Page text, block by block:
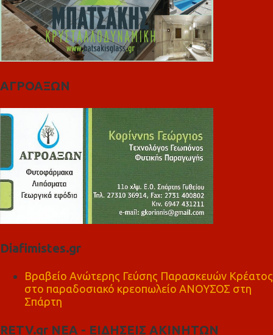
ΑΓΡΟΑΞΩΝ
Diafimistes.gr
Βραβείο Ανώτερης Γεύσης Παρασκευών Κρέατος
στο παραδοσιακό κρεοπωλείο ΑΝΟΥΣΟΣ στη
Σπάρτη
RETV.gr ΝΕΑ - ΕΙΔΗΣΕΙΣ ΑΚΙΝΗΤΩΝ